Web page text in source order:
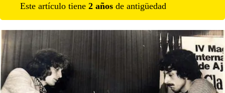
Este artículo tiene 2 años de antigüedad